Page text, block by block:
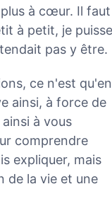
à cœur. Il faut
à petit, je puisse
pas y être.
ce n'est qu'en
ainsi, à force de
à vous
comprendre
expliquer, mais
de la vie et une